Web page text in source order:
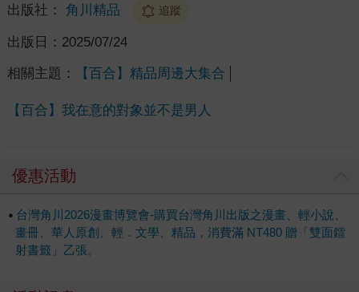
出版社： 角川精品 追蹤
出版日： 2025/07/24
相關主題： 【百合】精品周邊大集合
【百合】我在意的對象並不是男人
優惠活動
台灣角川2026漫畫博覽會-購買台灣角川出版之漫畫、輕小說、
畫冊、華人原創、輕．文學、精品，消費滿 NT480 贈「雙面鐳
射書籤」乙張。